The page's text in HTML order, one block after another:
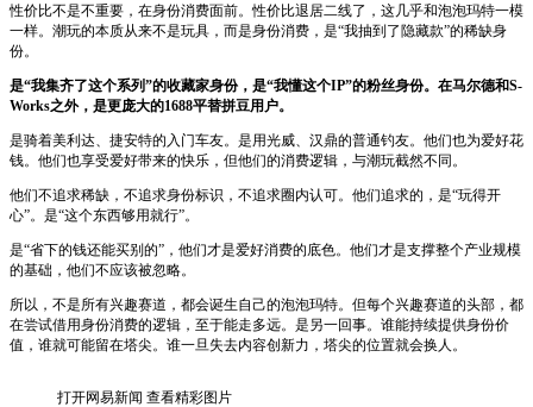
性价比不是不重要，在身份消费面前。性价比退居二线了，这几乎和泡泡玛特一模
一样。潮玩的本质从来不是玩具，而是身份消费，是“我抽到了隐藏款”的稀缺身
份。
是“我集齐了这个系列”的收藏家身份，是“我懂这个IP”的粉丝身份。在马尔德和S-
Works之外，是更庞大的1688平替拼豆用户。
是骑着美利达、捷安特的入门车友。是用光威、汉鼎的普通钓友。他们也为爱好花
钱。他们也享受爱好带来的快乐，但他们的消费逻辑，与潮玩截然不同。
他们不追求稀缺，不追求身份标识，不追求圈内认可。他们追求的，是“玩得开
心”。是“这个东西够用就行”。
是“省下的钱还能买别的”，他们才是爱好消费的底色。他们才是支撑整个产业规模
的基础，他们不应该被忽略。
所以，不是所有兴趣赛道，都会诞生自己的泡泡玛特。但每个兴趣赛道的头部，都
在尝试借用身份消费的逻辑，至于能走多远。是另一回事。谁能持续提供身份价
值，谁就可能留在塔尖。谁一旦失去内容创新力，塔尖的位置就会换人。
打开网易新闻 查看精彩图片